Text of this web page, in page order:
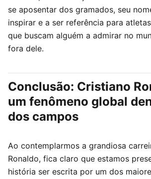
se aposentar dos gramados, seu
inspirar e a ser referência para
que buscam alguém a admirar no
fora dele.
Conclusão: Cristiano
um fenômeno global
dos campos
Ao contemplarmos a grandiosa
Ronaldo, fica claro que estamos
história ser escrita por um dos